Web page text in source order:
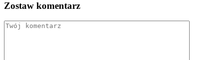
Zostaw komentarz